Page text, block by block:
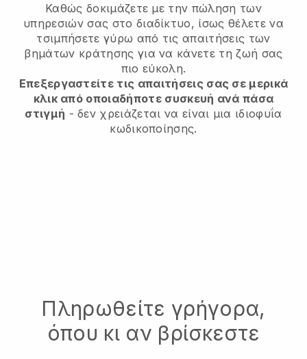
Καθώς δοκιμάζετε με την πώληση των
υπηρεσιών σας στο διαδίκτυο, ίσως θέλετε να
τσιμπήσετε γύρω από τις απαιτήσεις των
βημάτων κράτησης για να κάνετε τη ζωή σας
πιο εύκολη.
Επεξεργαστείτε τις απαιτήσεις σας σε μερικά
κλικ από οποιαδήποτε συσκευή ανά πάσα
στιγμή - δεν χρειάζεται να είναι μια ιδιοφυΐα
κωδικοποίησης.
Πληρωθείτε γρήγορα,
όπου κι αν βρίσκεστε